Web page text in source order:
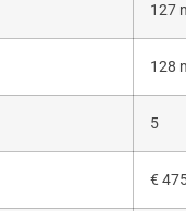
127
128
5
€